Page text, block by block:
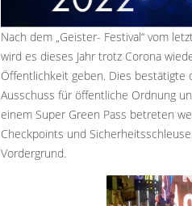
Nach dem „Geister- Festival“ vom
wird es dieses Jahr trotz Corona
Öffentlichkeit geben. Dies bestätigte
Ausschuss für öffentliche Ordnung
einem Super Green Pass betreten
Checkpoints und
Vordergrund.